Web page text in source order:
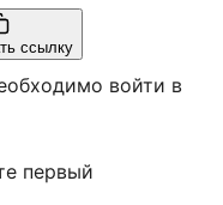
ссылку
войти в
первый